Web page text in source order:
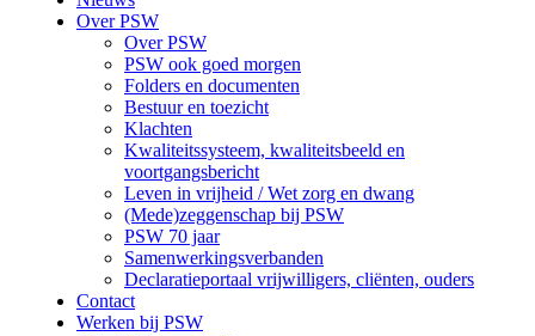
Over PSW
Over PSW
PSW ook goed morgen
Folders en documenten
Bestuur en toezicht
Klachten
Kwaliteitssysteem, kwaliteitsbeeld en
voortgangsbericht
Leven in vrijheid / Wet zorg en dwang
(Mede)zeggenschap bij PSW
PSW 70 jaar
Samenwerkingsverbanden
Declaratieportaal vrijwilligers, cliënten, ouders
Contact
Werken bij PSW